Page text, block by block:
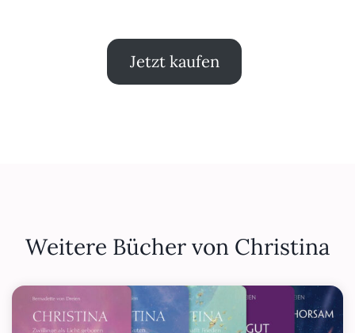
Jetzt kaufen
Weitere Bücher von Christina